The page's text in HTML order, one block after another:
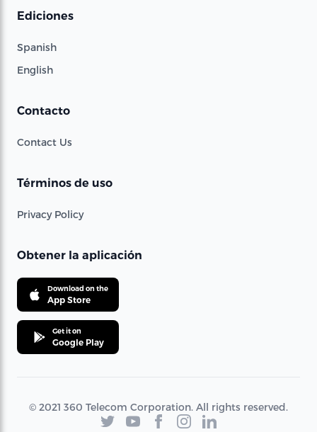
Ediciones
Spanish
English
Contacto
Contact Us
Términos de uso
Privacy Policy
Obtener la aplicación
Download on the
App Store
Get it on
Google Play
© 2021 360 Telecom Corporation. All rights reserved.